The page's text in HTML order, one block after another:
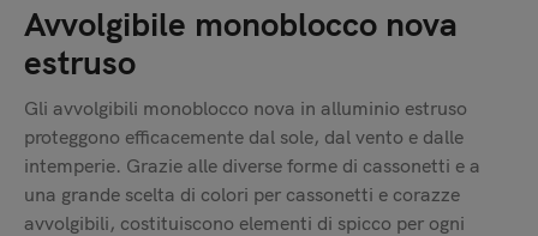
Avvolgibile monoblocco nova
estruso
Gli avvolgibili monoblocco nova in alluminio estruso
proteggono efficacemente dal sole, dal vento e dalle
intemperie. Grazie alle diverse forme di cassonetti e a
una grande scelta di colori per cassonetti e corazze
avvolgibili, costituiscono elementi di spicco per ogni